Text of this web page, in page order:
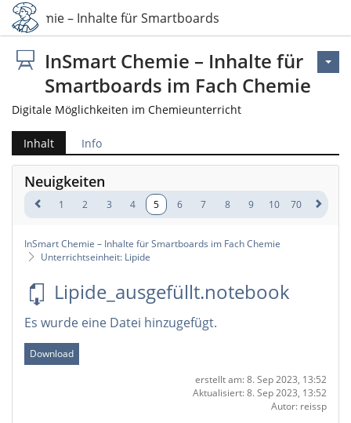
Chemie – Inhalte für Smartboards im Fach Chemie
InSmart Chemie – Inhalte für
Smartboards im Fach Chemie
Digitale Möglichkeiten im Chemieunterricht
Inhalt Info
Neuigkeiten
1 2 3 4 5 6 7 8 9 10 70
InSmart Chemie – Inhalte für Smartboards im Fach Chemie
Unterrichtseinheit: Lipide
Lipide_ausgefüllt.notebook
Es wurde eine Datei hinzugefügt.
Download
erstellt am: 8. Sep 2023, 13:52
Aktualisiert: 8. Sep 2023, 13:52
Autor: reissp